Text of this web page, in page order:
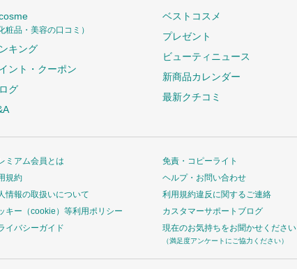
粧品・美容の口コミ）
キング
ント・クーポン
グ
ベストコスメ
プレゼント
ビューティニュース
新商品カレンダー
最新クチコミ
ミアム会員とは
規約
情報の取扱いについて
キー（cookie）等利用ポリシー
イバシーガイド
免責・コピーライト
ヘルプ・お問い合わせ
利用規約違反に関するご連絡
カスタマーサポートブログ
現在のお気持ちをお聞かせください
（満足度アンケートにご協力ください）